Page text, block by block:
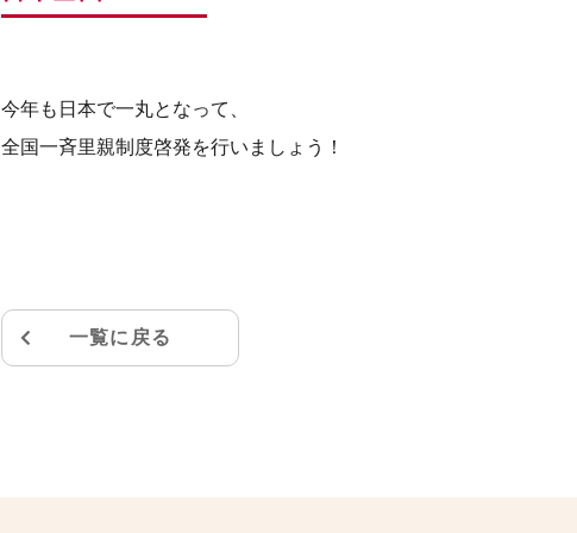
今年も日本で一丸となって、
全国一斉里親制度啓発を行いましょう！
一覧に戻る